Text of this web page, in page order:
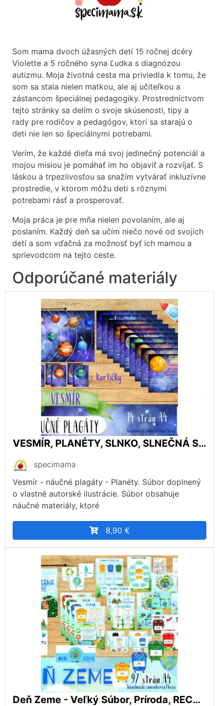
Som mama dvoch úžasných detí 15 ročnej dcéry
Violette a 5 ročného syna Ľudka s diagnózou
autizmu. Moja životná cesta ma priviedla k tomu, že
som sa stala nielen matkou, ale aj učiteľkou a
zástancom špeciálnej pedagogiky. Prostredníctvom
tejto stránky sa delím o svoje skúsenosti, tipy a
rady pre rodičov a pedagógov, ktorí sa starajú o
deti nie len so špeciálnymi potrebami.
Verím, že každé dieťa má svoj jedinečný potenciál a
mojou misiou je pomáhať im ho objaviť a rozvíjať. S
láskou a trpezlivosťou sa snažím vytvárať inkluzívne
prostredie, v ktorom môžu deti s rôznymi
potrebami rásť a prosperovať.
Moja práca je pre mňa nielen povolaním, ale aj
poslaním. Každý deň sa učím niečo nové od svojich
detí a som vďačná za možnosť byť ich mamou a
sprievodcom na tejto ceste.
Odporúčané materiály
VESMÍR, PLANÉTY, SLNKO, SLNEČNÁ SÚSTAVA, NÁUČNÉ PLAGÁTY, náučné plagáty
specimama
Vesmír - náučné plagáty - Planéty. Súbor doplnený
o vlastné autorské ilustrácie. Súbor obsahuje
náučné materiály, ktoré
8,90 €
Deň Zeme - Veľký Súbor, Príroda, RECYKLÁCIA, životné prostredie